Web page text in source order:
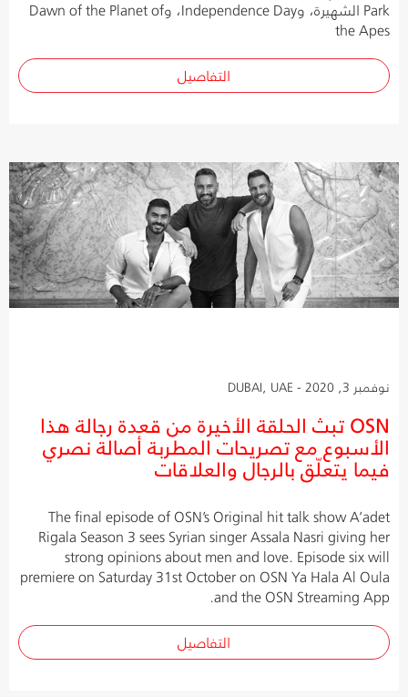
Park الشهيرة، وIndependence Day، وDawn of the Planet of
the Apes
التفاصيل
نوفمبر 3, 2020 - DUBAI, UAE
OSN تبث الحلقة الأخيرة من قعدة رجالة هذا
الأسبوع مع تصريحات المطربة أصالة نصري
فيما يتعلّق بالرجال والعلاقات
The final episode of OSN’s Original hit talk show A’adet
Rigala Season 3 sees Syrian singer Assala Nasri giving her
strong opinions about men and love. Episode six will
premiere on Saturday 31st October on OSN Ya Hala Al Oula
and the OSN Streaming App.
التفاصيل